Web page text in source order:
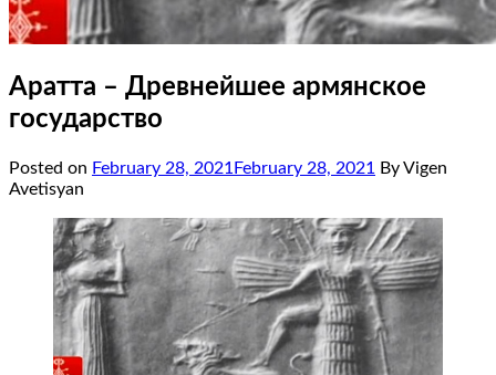
Аратта – Древнейшее армянское
государство
Posted on February 28, 2021 February 28, 2021
By Vigen
Avetisyan